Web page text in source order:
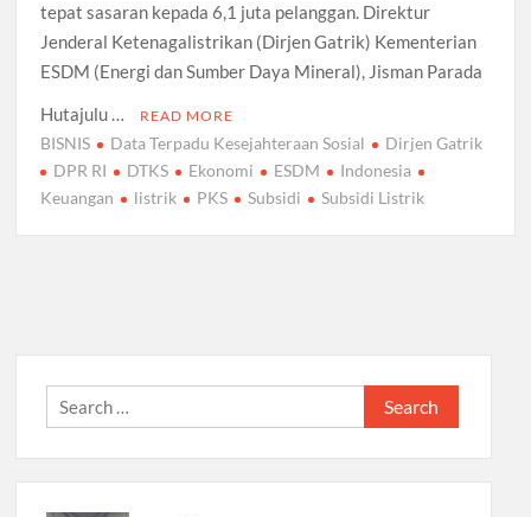
tepat sasaran kepada 6,1 juta pelanggan. Direktur
Jenderal Ketenagalistrikan (Dirjen Gatrik) Kementerian
ESDM (Energi dan Sumber Daya Mineral), Jisman Parada
Hutajulu …
READ MORE
BISNIS Data Terpadu Kesejahteraan Sosial
Dirjen Gatrik
DPR RI
DTKS Ekonomi ESDM
Indonesia
Keuangan
listrik PKS Subsidi Subsidi Listrik
Search
for: